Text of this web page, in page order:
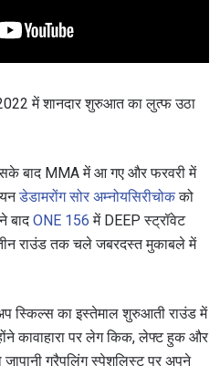
में शानदार शुरुआत का लुत्फ उठा
बाद MMA में आ गए और फरवरी में
डेडामरोंग सोर अम्नोयसिरीचोकको
बादONE 156 में DEEP स्ट्रॉवेट
राउंड तक चले जबरदस्त मुकाबले में
स्किल्स का इस्तेमाल शुरुआती राउंड में
कावाहारा पर लेग किक, लेफ्ट हुक और
ग्रैपलिंग स्पेशलिस्ट पर अपने